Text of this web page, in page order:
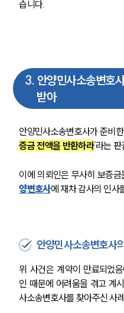
습니다.
3. 안양민사소송변호
받아
안양민사소송변호사가 준비
증금 전액을 반환하라’라는
이에 의뢰인은 무사히 보증
양변호사에 재차 감사의 인사
안양민사소송변호사
위 사건은 계약이 만료되었
인 때문에 어려움을 겪고 계
사소송변호사를 찾아주신 사